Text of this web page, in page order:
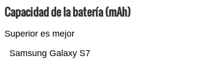
Capacidad de la batería (mAh)
Superior es mejor
Samsung Galaxy S7